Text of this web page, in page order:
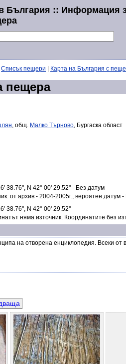
България :: Информация
Списък пещери Карта на България с
пещера
, общ. Малко Търново, Бургаска област
38.76", N 42° 00' 29.52" - Без датум
от архив - 2004-2005г., вероятен датум -
38.76'', N 42° 00' 29.52''
няма източник. Координатите без
на отворена енциклопедия. Всеки